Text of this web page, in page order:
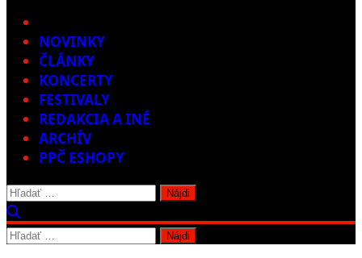
NOVINKY
ČLÁNKY
KONCERTY
FESTIVALY
REDAKCIA A INÉ
ARCHÍV
PPČ ESHOPY
Hľadať:
Hľadať: